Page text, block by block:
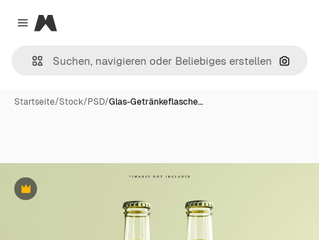
Close menu
Magnific
Nach
Startseite/Stock/PSD/Glas-Getränkeflasche…
Premium